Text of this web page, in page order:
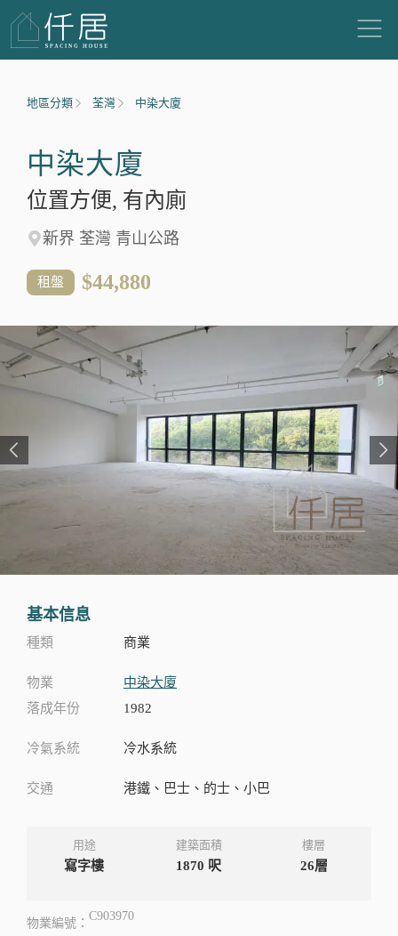
地區分類 荃灣 中染大廈
中染大廈
位置方便, 有內廁
新界 荃灣 青山公路
租盤 $44,880
基本信息
種類 商業
物業
中染大廈
落成年份
1982
冷氣系統 冷水系統
交通 港鐵、巴士、的士、小巴
用途
寫字樓
建築面積
1870 呎
樓層
26層
物業編號：
C903970